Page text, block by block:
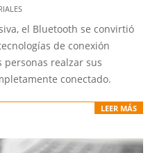
el Bluetooth se convirtió
de conexión
realzar sus
conectado.
LEER MÁS